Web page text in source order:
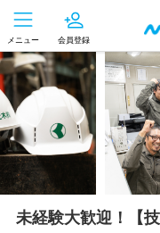
メニュー 会員登録
未経験大歓迎！【